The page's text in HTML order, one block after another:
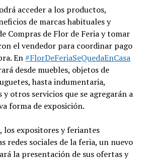
acceder a los productos,
de marcas habituales y
Compras de Flor de Feria y tomar
el vendedor para coordinar pago
En#FlorDeFeriaSeQuedaEnCasa
desde muebles, objetos de
hasta indumentaria,
otros servicios que se agregarán a
forma de exposición.
los expositores y feriantes
redes sociales de la feria, un nuevo
la presentación de sus ofertas y